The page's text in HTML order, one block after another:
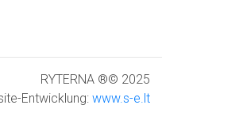
RYTERNA ®© 2025
Entwicklung: www.s-e.lt